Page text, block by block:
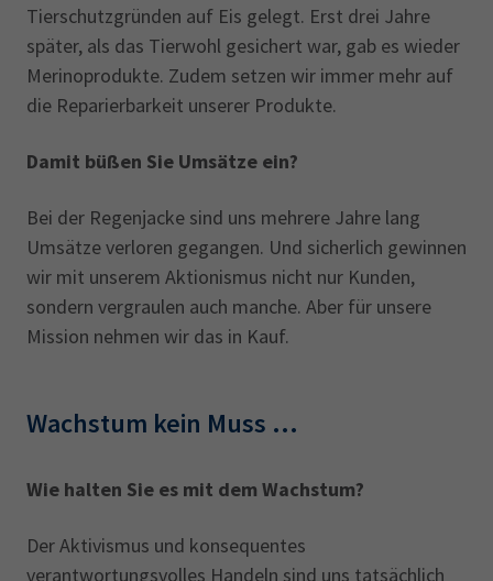
Tierschutzgründen auf Eis gelegt. Erst drei Jahre
später, als das Tierwohl gesichert war, gab es wieder
Merinoprodukte. Zudem setzen wir immer mehr auf
die Reparierbarkeit unserer Produkte.
Damit büßen Sie Umsätze ein?
Bei der Regenjacke sind uns mehrere Jahre lang
Umsätze verloren gegangen. Und sicherlich gewinnen
wir mit unserem Aktionismus nicht nur Kunden,
sondern vergraulen auch manche. Aber für unsere
Mission nehmen wir das in Kauf.
Wachstum kein Muss …
Wie halten Sie es mit dem Wachstum?
Der Aktivismus und konsequentes
verantwortungsvolles Handeln sind uns tatsächlich